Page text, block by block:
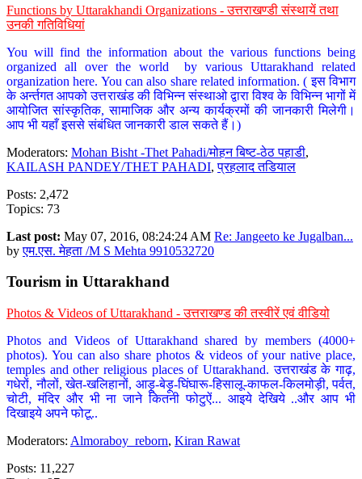
Functions by Uttarakhandi Organizations - उत्तराखण्डी संस्थायें तथा
उनकी गतिविधियां
You will find the information about the various functions being
organized all over the world by various Uttarakhand related
organization here. You can also share related information. ( इस विभाग
के अर्न्तगत आपको उत्तराखंड की विभिन्न संस्थाओ द्वारा विश्व के विभिन्न भागों में
आयोजित सांस्कृतिक, सामाजिक और अन्य कार्यक्रमों की जानकारी मिलेगी।
आप भी यहाँ इससे संबंधित जानकारी डाल सकते हैं।)
Moderators: Mohan Bisht -Thet Pahadi/मोहन बिष्ट-ठेठ पहाडी,
KAILASH PANDEY/THET PAHADI,प्रहलाद तडियाल
Posts: 2,472
Topics: 73
Last post: May 07, 2016, 08:24:24 AM Re: Jangeeto ke Jugalban...
byएम.एस. मेहता /M S Mehta 9910532720
Tourism in Uttarakhand
Photos & Videos of Uttarakhand - उत्तराखण्ड की तस्वीरें एवं वीडियो
Photos and Videos of Uttarakhand shared by members (4000+
photos). You can also share photos & videos of your native place,
temples and other religious places of Uttarakhand. उत्तराखंड के गाढ़,
गधेरों, नौलों, खेत-खलिहानों, आड़ू-बेड़ू-घिंघारू-हिसालू-काफल-किलमोड़ी, पर्वत,
चोटी, मंदिर और भी ना जाने कितनी फोटुऐं... आइये देखिये ..और आप भी
दिखाइये अपने फोटू..
Moderators: Almoraboy_reborn, Kiran Rawat
Posts: 11,227